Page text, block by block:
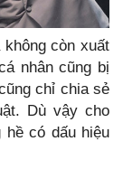
còn xuất
nhân cũng bị
chỉ chia sẻ
Dù vậy cho
hề có dấu hiệu